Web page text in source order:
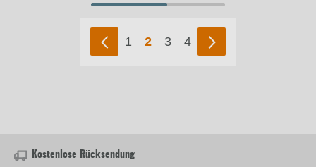
1 2 3 4
Kostenlose Rücksendung